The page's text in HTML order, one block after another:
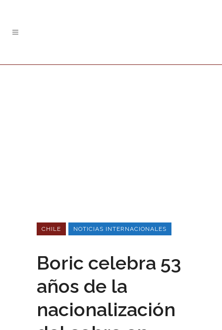
CHILE NOTICIAS INTERNACIONALES
Boric celebra 53
años de la
nacionalización